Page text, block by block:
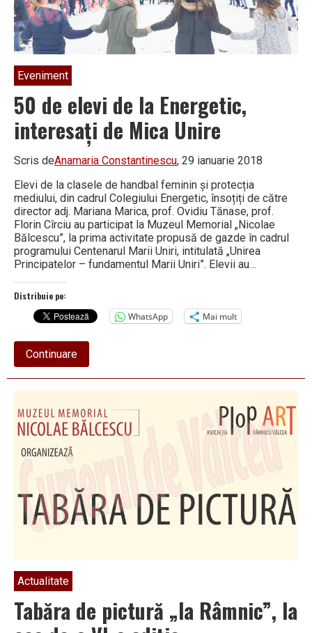
Eveniment
50 de elevi de la Energetic,
interesați de Mica Unire
Scris deAnamaria Constantinescu, 29 ianuarie 2018
Elevi de la clasele de handbal feminin și protecția
mediului, din cadrul Colegiului Energetic, însoțiți de către
director adj. Mariana Marica, prof. Ovidiu Tănase, prof.
Florin Cîrciu au participat la Muzeul Memorial „Nicolae
Bălcescu”, la prima activitate propusă de gazde în cadrul
programului Centenarul Marii Uniri, intitulată „Unirea
Principatelor – fundamentul Marii Uniri”. Elevii au…
Distribuie pe:
WhatsApp
Mai mult
Continuareabout
50
de
la
Energetic,
interesați
Actualitate
Tabăra de pictură „la Râmnic”, la